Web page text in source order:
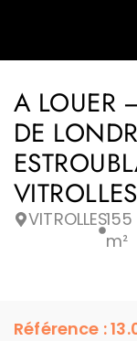
A LOUER
DE
VITROLLES
VITROLLES155
m²
Référence :